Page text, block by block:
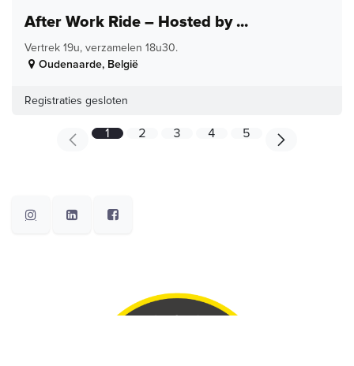
After Work Ride – Hosted by ...
Vertrek 19u, verzamelen 18u30.
Oudenaarde, België
Registraties gesloten
1 2 3 4 5